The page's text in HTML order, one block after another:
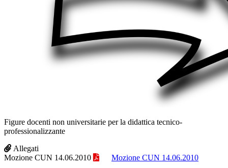
Figure docenti non universitarie per la didattica tecnico-
professionalizzante
Allegati
Mozione CUN 14.06.2010
Mozione CUN 14.06.2010